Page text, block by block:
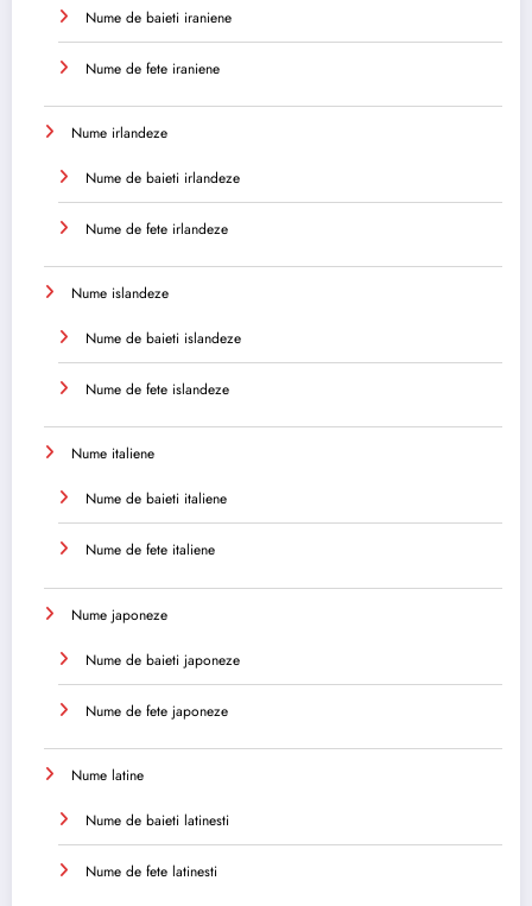
Nume de baieti iraniene
Nume de fete iraniene
Nume irlandeze
Nume de baieti irlandeze
Nume de fete irlandeze
Nume islandeze
Nume de baieti islandeze
Nume de fete islandeze
Nume italiene
Nume de baieti italiene
Nume de fete italiene
Nume japoneze
Nume de baieti japoneze
Nume de fete japoneze
Nume latine
Nume de baieti latinesti
Nume de fete latinesti